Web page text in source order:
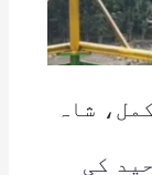
شاہ
کی